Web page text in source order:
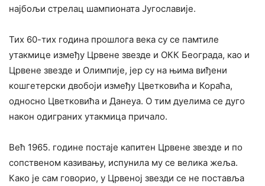
најбољи стрелац шампионата Југославије.
Тих 60-тих година прошлога века су се памтиле
утакмице између Црвене звезде и ОКК Београда, као и
Црвене звезде и Олимпије, јер су на њима виђени
кошгетерски двобоји између Цветковића и Кораћа,
односно Цветковића и Данеуа. О тим дуелима се дуго
након одиграних утакмица причало.
Већ 1965. године постаје капитен Црвене звезде и по
сопственом казивању, испунила му се велика жеља.
Како је сам говорио, у Црвеној звезди се не поставља